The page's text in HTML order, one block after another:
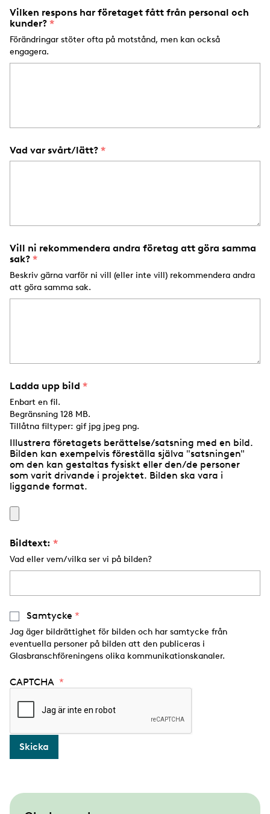
Vilken respons har företaget fått från personal och
kunder?
Förändringar stöter ofta på motstånd, men kan också
engagera.
Vad var svårt/lätt?
Vill ni rekommendera andra företag att göra samma
sak?
Beskriv gärna varför ni vill (eller inte vill) rekommendera andra
att göra samma sak.
Ladda upp bild
Enbart en fil.
Begränsning 128 MB.
Tillåtna filtyper: gif jpg jpeg png.
Illustrera företagets berättelse/satsning med en bild.
Bilden kan exempelvis föreställa själva "satsningen"
om den kan gestaltas fysiskt eller den/de personer
som varit drivande i projektet. Bilden ska vara i
liggande format.
Bildtext:
Vad eller vem/vilka ser vi på bilden?
Samtycke
Jag äger bildrättighet för bilden och har samtycke från
eventuella personer på bilden att den publiceras i
Glasbranschföreningens olika kommunikationskanaler.
CAPTCHA